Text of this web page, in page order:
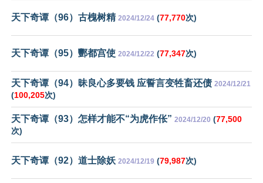
天下奇谭（96）古槐树精 2024/12/24 (77,770次)
天下奇谭（95）酆都宫使 2024/12/22 (77,347次)
天下奇谭（94）昧良心多要钱 应誓言变牲畜还债 2024/12/21
(100,205次)
天下奇谭（93）怎样才能不“为虎作伥” 2024/12/20 (77,500
次)
天下奇谭（92）道士除妖 2024/12/19 (79,987次)